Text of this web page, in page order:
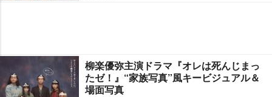
柳楽優弥主演ドラマ『オレは死んじまっ
たゼ！』“家族写真”風キービジュアル＆
場面写真